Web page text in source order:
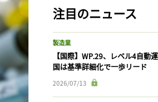
注目のニュース
製造業
【国際】WP.29、レベル4自動
国は基準詳細化で一歩リード
2026/07/13